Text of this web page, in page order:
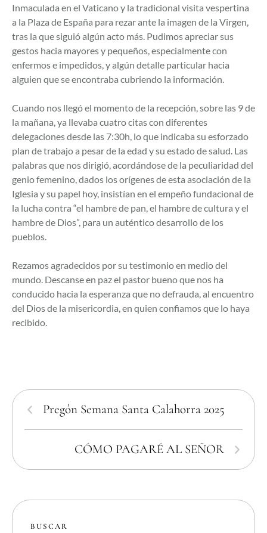
Inmaculada en el Vaticano y la tradicional visita vespertina
a la Plaza de España para rezar ante la imagen de la Virgen,
tras la que siguió algún acto más. Pudimos apreciar sus
gestos hacia mayores y pequeños, especialmente con
enfermos e impedidos, y algún detalle particular hacia
alguien que se encontraba cubriendo la información.
Cuando nos llegó el momento de la recepción, sobre las 9 de
la mañana, ya llevaba cuatro citas con diferentes
delegaciones desde las 7:30h, lo que indicaba su esforzado
plan de trabajo a pesar de la edad y su estado de salud. Las
palabras que nos dirigió, acordándose de la peculiaridad del
genio femenino, dados los orígenes de esta asociación de la
Iglesia y su papel hoy, insistían en el empeño fundacional de
la lucha contra “el hambre de pan, el hambre de cultura y el
hambre de Dios”, para un auténtico desarrollo de los
pueblos.
Rezamos agradecidos por su testimonio en medio del
mundo. Descanse en paz el pastor bueno que nos ha
conducido hacia la esperanza que no defrauda, al encuentro
del Dios de la misericordia, en quien confiamos que lo haya
recibido.
Pregón Semana Santa Calahorra 2025
CÓMO PAGARÉ AL SEÑOR
BUSCAR